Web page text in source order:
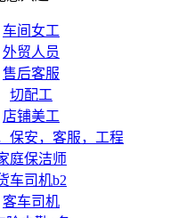
车间女工
外贸人员
售后客服
切配工
店铺美工
保安，客服，工程
庭保洁师
车司机b2
客车司机